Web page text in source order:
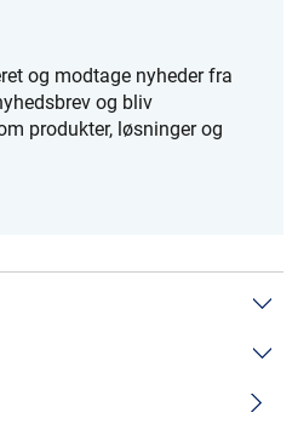
og modtage nyheder fra
og bliv
produkter, løsninger og